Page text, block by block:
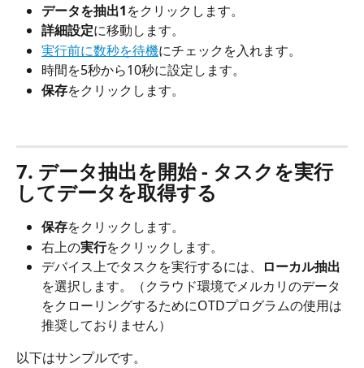
データを抽出1をクリックします。
詳細設定に移動します。
実行前に数秒を待機にチェックを入れます。
時間を5秒から10秒に設定します。
保存をクリックします。
7. データ抽出を開始 - タスクを実行
してデータを取得する
保存をクリックします。
右上の実行をクリックします。
デバイス上でタスクを実行するには、
ローカル抽出
を選択します。（クラウド環境でメルカリのデータ
をクローリングするためにOTDプログラムの使用は
推奨しておりません）
以下はサンプルです。